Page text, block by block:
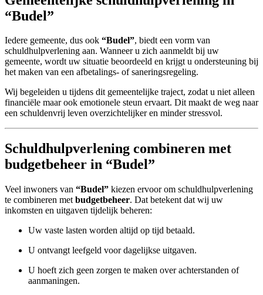
“Budel”
Iedere gemeente, dus ook “Budel”, biedt een vorm van
schuldhulpverlening aan. Wanneer u zich aanmeldt bij uw
gemeente, wordt uw situatie beoordeeld en krijgt u ondersteuning bij
het maken van een afbetalings- of saneringsregeling.
Wij begeleiden u tijdens dit gemeentelijke traject, zodat u niet alleen
financiële maar ook emotionele steun ervaart. Dit maakt de weg naar
een schuldenvrij leven overzichtelijker en minder stressvol.
Schuldhulpverlening combineren met
budgetbeheer in “Budel”
Veel inwoners van “Budel” kiezen ervoor om schuldhulpverlening
te combineren met budgetbeheer. Dat betekent dat wij uw
inkomsten en uitgaven tijdelijk beheren:
Uw vaste lasten worden altijd op tijd betaald.
U ontvangt leefgeld voor dagelijkse uitgaven.
U hoeft zich geen zorgen te maken over achterstanden of
aanmaningen.